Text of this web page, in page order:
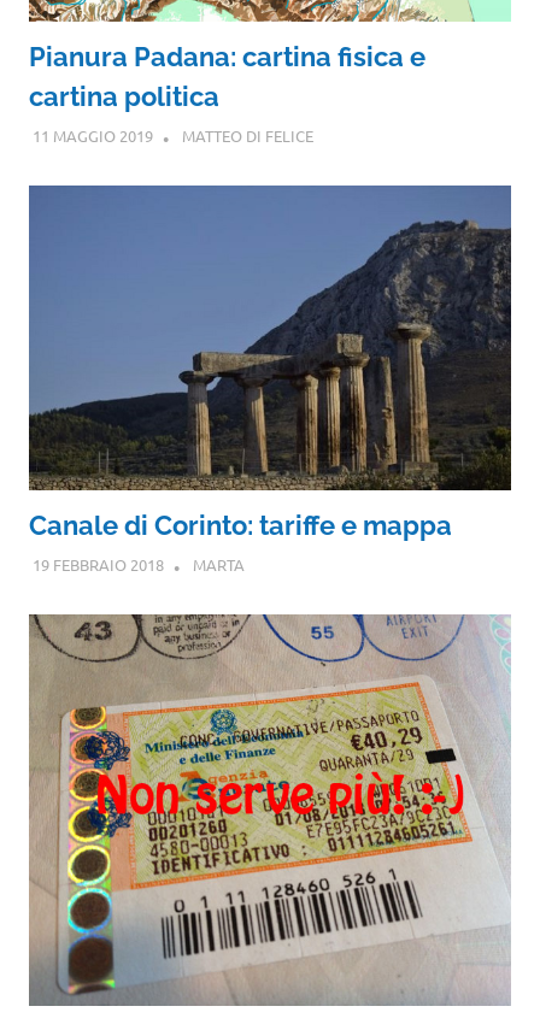
Pianura Padana: cartina fisica e
cartina politica
11 MAGGIO 2019 MATTEO DI FELICE
Canale di Corinto: tariffe e mappa
19 FEBBRAIO 2018 MARTA